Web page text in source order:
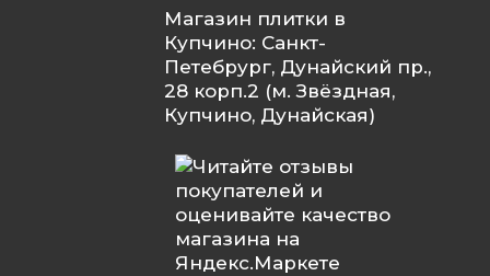
Магазин плитки в
Купчино: Санкт-
Петебрург, Дунайский пр.,
28 корп.2 (м. Звёздная,
Купчино, Дунайская)